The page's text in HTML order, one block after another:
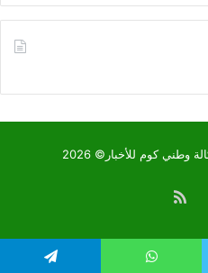
كوم للأخبار© 2026
ملخص
الموقع